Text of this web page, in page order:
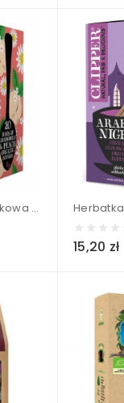
Herbatka Rumiankowa o smaku Brzoskwiniowym BIO (20 x 1,5 g) - CLIPPER 30 g
15,20 zł